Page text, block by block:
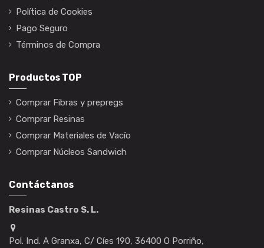
Política de Cookies
Pago Seguro
Términos de Compra
Productos TOP
Comprar Fibras y prepregs
Comprar Resinas
Comprar Materiales de Vacío
Comprar Núcleos Sandwich
Contáctanos
Resinas Castro S. L.
Pol. Ind. A Granxa, C/ Cíes 190, 36400 O Porriño,